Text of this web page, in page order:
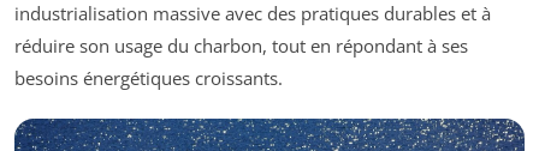
industrialisation massive avec des pratiques durables et à
réduire son usage du charbon, tout en répondant à ses
besoins énergétiques croissants.